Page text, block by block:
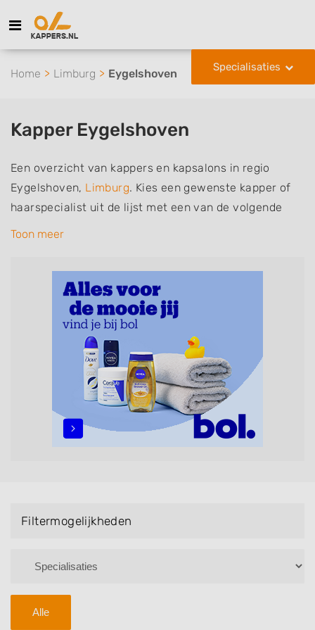
Specialisaties
Home Limburg Eygelshoven
Kapper Eygelshoven
Een overzicht van kappers en kapsalons in regio
Eygelshoven, Limburg. Kies een gewenste kapper of
haarspecialist uit de lijst met een van de volgende
specialisaties of aantekeningen: mannen of
zonder afspraak terecht kunt. De vermelde kappers
kunnen uw haren wassen, knippen, föhnen en kleuren,
maar ook helpen met extensions, balyage, invlechten,
opsteken, weave, een keratinebehandeling, een
permanent, een bruidkapsel, make-up & visagie,
epileren, schoonheidsbehandelingen, het trimmen van
een baard en pruiken. U kunt de zoekresultaten
filteren met behulp van de specialisatie filter en u
Toon meer
Filtermogelijkheden
Alle